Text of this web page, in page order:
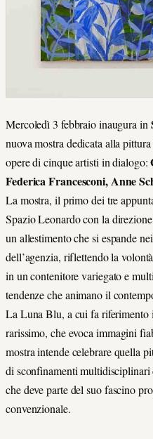
Mercoledì 3 febbraio inaugura in
nuova mostra dedicata alla pittura
opere di cinque artisti in dialogo:
Federica Francesconi, Anne
La mostra, il primo dei tre
Spazio Leonardo con la
un allestimento che si espande
dell’agenzia, riflettendo la
in un contenitore variegato e
tendenze che animano il
La Luna Blu, a cui fa riferimento
rarissimo, che evoca immagini
mostra intende celebrare quella
di sconfinamenti
che deve parte del suo fascino
convenzionale.